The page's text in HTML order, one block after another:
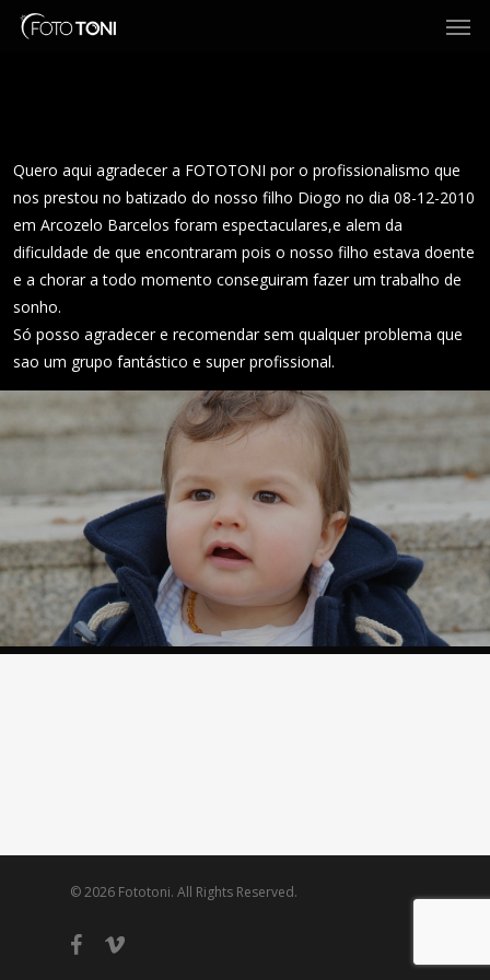
Skip
Quero aqui agradecer a FOTOTONI por o profissionalismo que
nos prestou no batizado do nosso filho Diogo no dia 08-12-2010
em Arcozelo Barcelos foram espectaculares,e alem da
dificuldade de que encontraram pois o nosso filho estava doente
e a chorar a todo momento conseguiram fazer um trabalho de
sonho.
Só posso agradecer e recomendar sem qualquer problema que
sao um grupo fantástico e super profissional.
© 2026 Fototoni. All Rights Reserved.
facebook
vimeo